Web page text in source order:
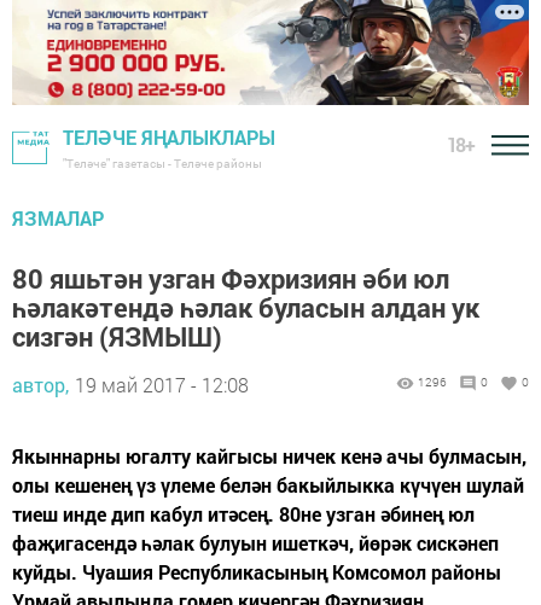
ТЕЛӘЧЕ ЯҢАЛЫКЛАРЫ
"Теләче" газетасы - Теләче районы
18+
ЯЗМАЛАР
80 яшьтән узган Фәхризиян әби юл
һәлакәтендә һәлак буласын алдан ук
сизгән (ЯЗМЫШ)
автор, 19 май 2017 - 12:08 1296 0 0
Якыннарны югалту кайгысы ничек кенә ачы булмасын,
олы кешенең үз үлеме белән бакыйлыкка күчүен шулай
тиеш инде дип кабул итәсең. 80не узган әбинең юл
фаҗигасендә һәлак булуын ишеткәч, йөрәк сискәнеп
куйды. Чуашия Респуб­ликасының Комсомол районы